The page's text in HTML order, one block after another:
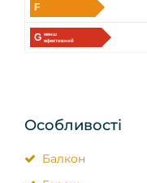
F
G менш
ефективний
Особливості
Балкон